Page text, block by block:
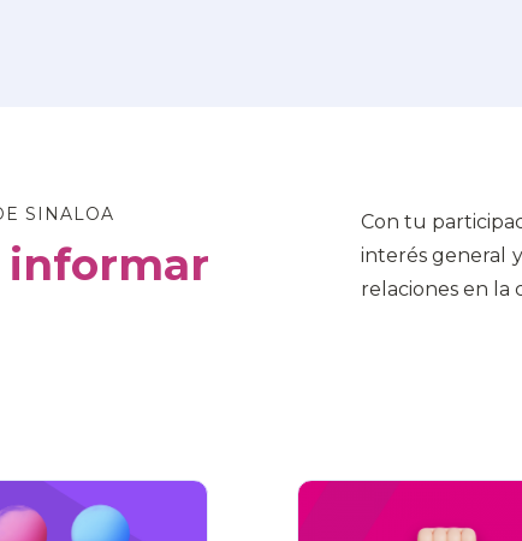
SINALOA
informar
Con tu
interés general
relaciones en la